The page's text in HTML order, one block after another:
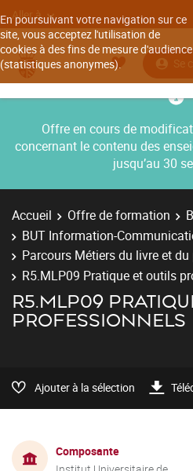
En poursuivant votre navigation sur ce
site, vous acceptez l'utilisation de
cookies à des fins de mesure d'audience
(statistiques anonymes).
Aller à
Se
Offre en cours de
concernant le contenu des
jusqu’au 30
Accueil Offre de formation
BUT Information-
Parcours Métiers du livre et
R5.MLP09 Pratique et outils
R5.MLP09
PROFESSIONNELS
Ajouter à la sélection
Composante